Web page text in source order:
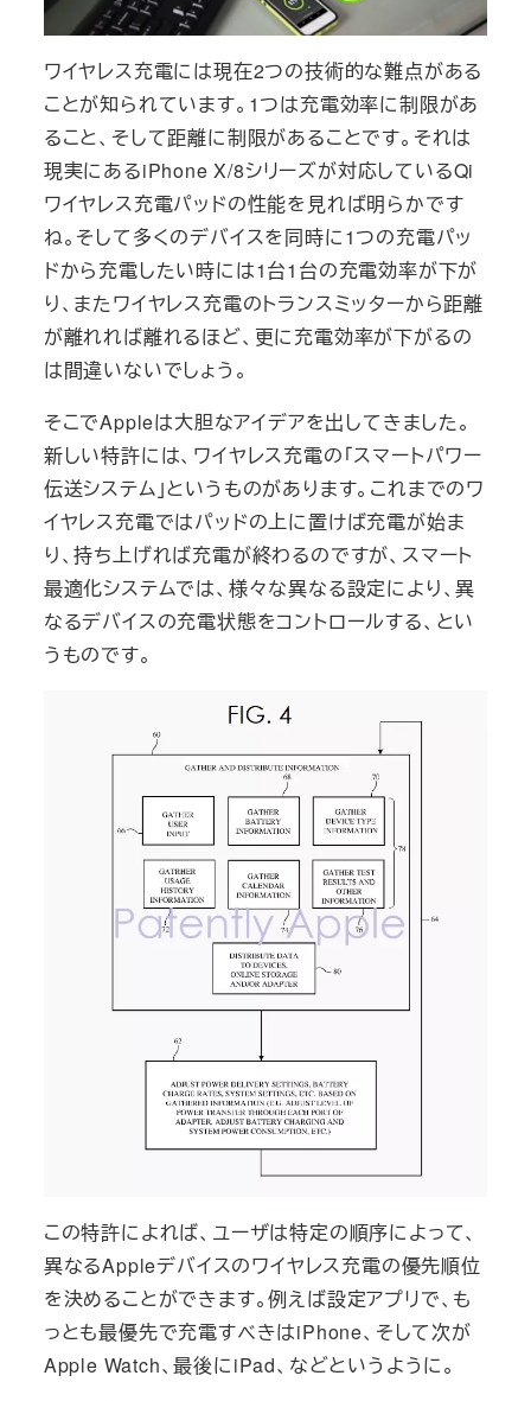
ワイヤレス充電には現在2つの技術的な難点がある
ことが知られています。1つは充電効率に制限があ
ること、そして距離に制限があることです。それは
現実にあるiPhone X/8シリーズが対応しているQi
ワイヤレス充電パッドの性能を見れば明らかです
ね。そして多くのデバイスを同時に1つの充電パッ
ドから充電したい時には1台1台の充電効率が下が
り、またワイヤレス充電のトランスミッターから距離
が離れれば離れるほど、更に充電効率が下がるの
は間違いないでしょう。
そこでAppleは大胆なアイデアを出してきました。
新しい特許には、ワイヤレス充電の「スマートパワー
伝送システム」というものがあります。これまでのワ
イヤレス充電ではパッドの上に置けば充電が始ま
り、持ち上げれば充電が終わるのですが、スマート
最適化システムでは、様々な異なる設定により、異
なるデバイスの充電状態をコントロールする、とい
うものです。
この特許によれば、ユーザは特定の順序によって、
異なるAppleデバイスのワイヤレス充電の優先順位
を決めることができます。例えば設定アプリで、も
っとも最優先で充電すべきはiPhone、そして次が
Apple Watch、最後にiPad、などというように。